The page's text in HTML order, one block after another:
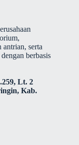
antrian, serta
berbasis
Lt. 2
Kab.